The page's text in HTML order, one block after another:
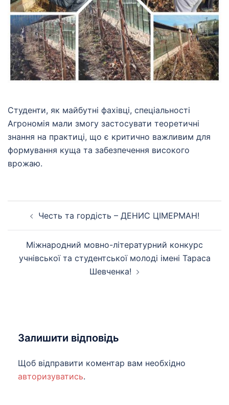
Студенти, як майбутні фахівці, спеціальності
Агрономія мали змогу застосувати теоретичні
знання на практиці, що є критично важливим для
формування куща та забезпечення високого
врожаю.
Честь та гордість – ДЕНИС ЦІМЕРМАН!
Міжнародний мовно-літературний конкурс
учнівської та студентської молоді імені Тараса
Шевченка!
Залишити відповідь
Щоб відправити коментар вам необхідно
авторизуватись.